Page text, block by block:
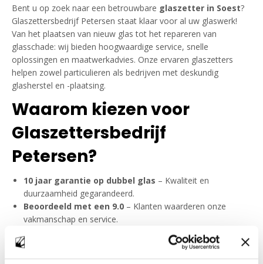
Bent u op zoek naar een betrouwbare glaszetter in Soest?
Glaszettersbedrijf Petersen staat klaar voor al uw glaswerk!
Van het plaatsen van nieuw glas tot het repareren van
glasschade: wij bieden hoogwaardige service, snelle
oplossingen en maatwerkadvies. Onze ervaren glaszetters
helpen zowel particulieren als bedrijven met deskundig
glasherstel en -plaatsing.
Waarom kiezen voor
Glaszettersbedrijf
Petersen?
10 jaar garantie op dubbel glas – Kwaliteit en
duurzaamheid gegarandeerd.
Beoordeeld met een 9.0 – Klanten waarderen onze
vakmanschap en service.
– Van HR++ glas tot
veiligheidsglas, wij leveren het.
Advies op maat– Persoonlijk glasadvies voor de beste